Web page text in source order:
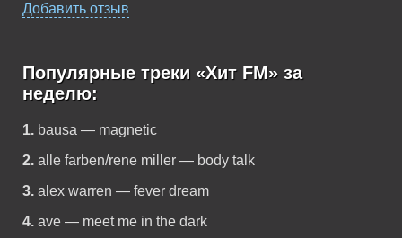
Добавить отзыв
Популярные треки «Хит FM» за
неделю:
1. bausa — magnetic
2. alle farben/rene miller — body talk
3. alex warren — fever dream
4. ave — meet me in the dark